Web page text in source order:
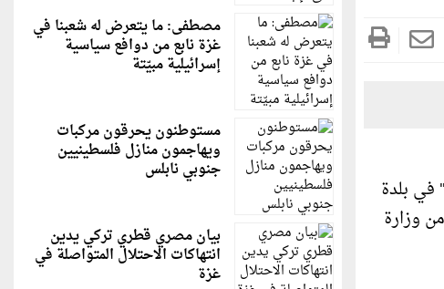
في بلدة
وزارة
مصطفى: ما يتعرض له شعبنا في
غزة نابع من دوافع سياسية
إسرائيلية مبيّتة
مستوطنون يحرقون مركبات
ويهاجمون منازل فلسطينيين
جنوبي نابلس
بيان مصري قطري تركي يدين
انتهاكات الاحتلال المتواصلة في
غزة